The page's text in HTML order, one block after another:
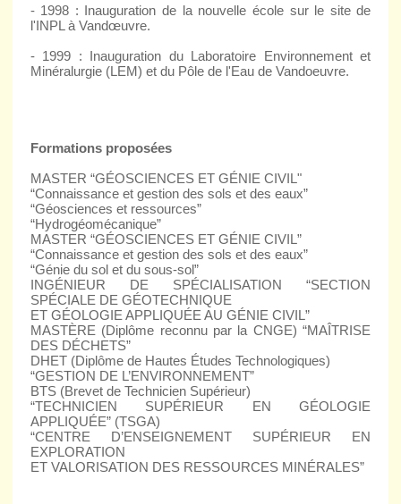
- 1998 : Inauguration de la nouvelle école sur le site de
l'INPL à Vandœuvre.
- 1999 : Inauguration du Laboratoire Environnement et
Minéralurgie (LEM) et du Pôle de l'Eau de Vandoeuvre.
Formations proposées
MASTER “GÉOSCIENCES ET GÉNIE CIVIL"
“Connaissance et gestion des sols et des eaux”
“Géosciences et ressources”
“Hydrogéomécanique”
MASTER “GÉOSCIENCES ET GÉNIE CIVIL”
“Connaissance et gestion des sols et des eaux”
“Génie du sol et du sous-sol”
INGÉNIEUR DE SPÉCIALISATION “SECTION
SPÉCIALE DE GÉOTECHNIQUE
ET GÉOLOGIE APPLIQUÉE AU GÉNIE CIVIL”
MASTÈRE (Diplôme reconnu par la CNGE) “MAÎTRISE
DES DÉCHETS”
DHET (Diplôme de Hautes Études Technologiques)
“GESTION DE L’ENVIRONNEMENT”
BTS (Brevet de Technicien Supérieur)
“TECHNICIEN SUPÉRIEUR EN GÉOLOGIE
APPLIQUÉE” (TSGA)
“CENTRE D’ENSEIGNEMENT SUPÉRIEUR EN
EXPLORATION
ET VALORISATION DES RESSOURCES MINÉRALES”